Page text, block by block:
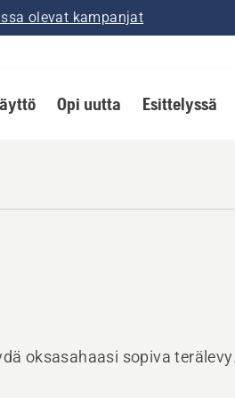
olevat kampanjat
Opi uutta Esittelyssä
oksasahaasi sopiva terälevy.